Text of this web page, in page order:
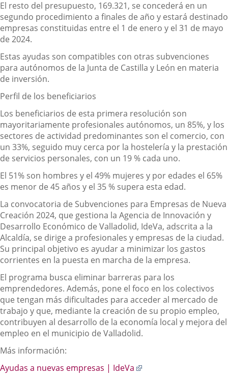
El resto del presupuesto, 169.321, se concederá en un
segundo procedimiento a finales de año y estará destinado
empresas constituidas entre el 1 de enero y el 31 de mayo
de 2024.
Estas ayudas son compatibles con otras subvenciones
para autónomos de la Junta de Castilla y León en materia
de inversión.
Perfil de los beneficiarios
Los beneficiarios de esta primera resolución son
mayoritariamente profesionales autónomos, un 85%, y los
sectores de actividad predominantes son el comercio, con
un 33%, seguido muy cerca por la hostelería y la prestación
de servicios personales, con un 19 % cada uno.
El 51% son hombres y el 49% mujeres y por edades el 65%
es menor de 45 años y el 35 % supera esta edad.
La convocatoria de Subvenciones para Empresas de Nueva
Creación 2024, que gestiona la Agencia de Innovación y
Desarrollo Económico de Valladolid, IdeVa, adscrita a la
Alcaldía, se dirige a profesionales y empresas de la ciudad.
Su principal objetivo es ayudar a minimizar los gastos
corrientes en la puesta en marcha de la empresa.
El programa busca eliminar barreras para los
emprendedores. Además, pone el foco en los colectivos
que tengan más dificultades para acceder al mercado de
trabajo y que, mediante la creación de su propio empleo,
contribuyen al desarrollo de la economía local y mejora del
empleo en el municipio de Valladolid.
Más información:
Ayudas a nuevas empresas | IdeVa